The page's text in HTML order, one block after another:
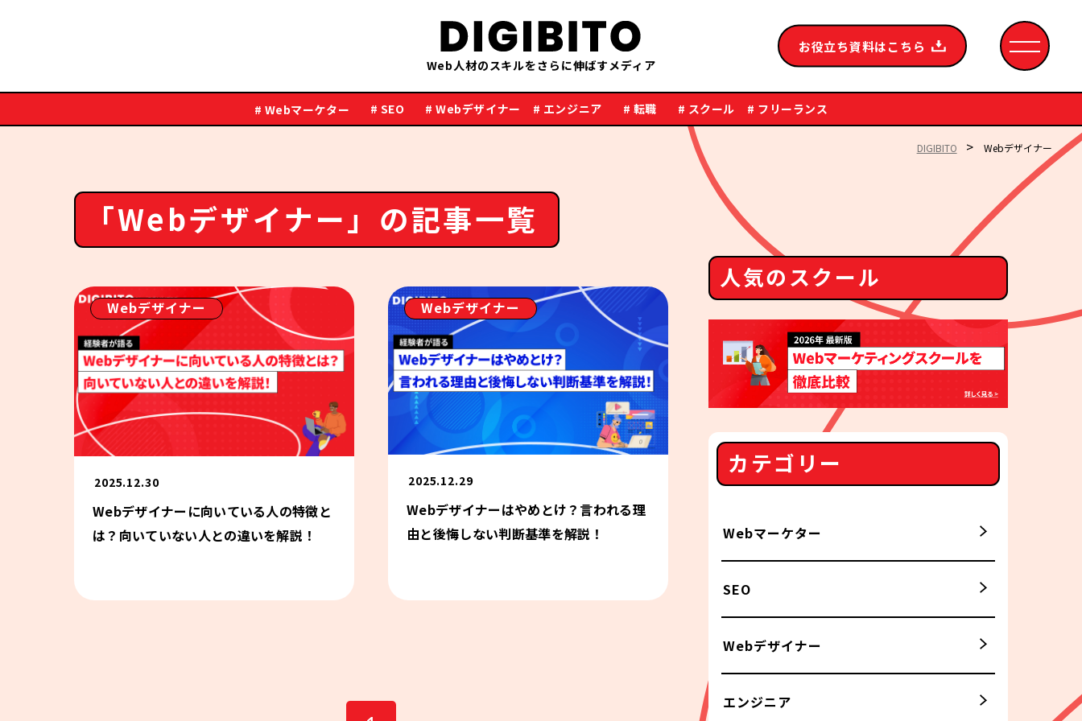
Web人材のスキルをさらに伸ばすメディア
お役立ち資料はこちら
# Webマーケター # SEO # Webデザイナー # エンジニア # 転職 # スクール # フリーランス
DIGIBITO > Webデザイナー
「Webデザイナー」の記事一覧
Webデザイナー
2025.12.30
Webデザイナーに向いている人の特徴と
は？向いていない人との違いを解説！
Webデザイナー
2025.12.29
Webデザイナーはやめとけ？言われる理
由と後悔しない判断基準を解説！
人気のスクール
カテゴリー
Webマーケター
SEO
Webデザイナー
エンジニア